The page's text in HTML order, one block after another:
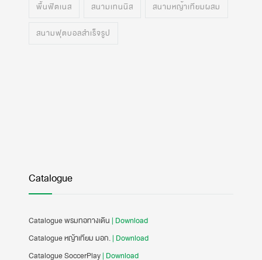
พื้นฟิตเนส สนามเทนนิส สนามหญ้าเทียมผสม
สนามฟุตบอลสำเร็จรูป
Catalogue
Catalogue พรมทอทางเดิน | Download
Catalogue หญ้าเทียม มอก.| Download
Catalogue SoccerPlay| Download